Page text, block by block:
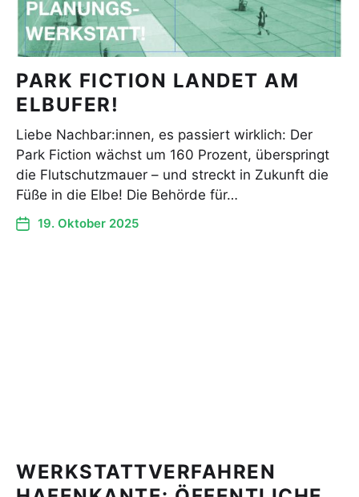
PARK FICTION LANDET AM
ELBUFER!
Liebe Nachbar:innen, es passiert wirklich: Der
Park Fiction wächst um 160 Prozent, überspringt
die Flutschutzmauer – und streckt in Zukunft die
Füße in die Elbe! Die Behörde für…
19. Oktober 2025
WERKSTATTVERFAHREN